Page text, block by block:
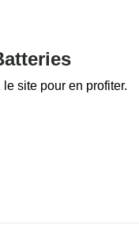
site pour en profiter.